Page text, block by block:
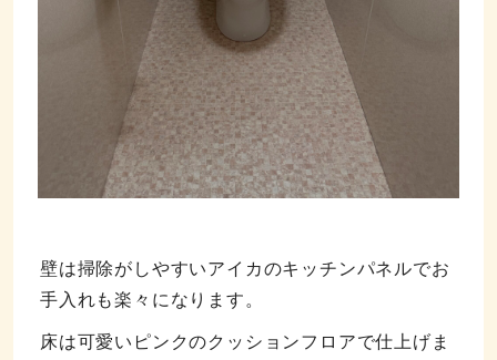
壁は掃除がしやすいアイカのキッチンパネルでお
手入れも楽々になります。
床は可愛いピンクのクッションフロアで仕上げま